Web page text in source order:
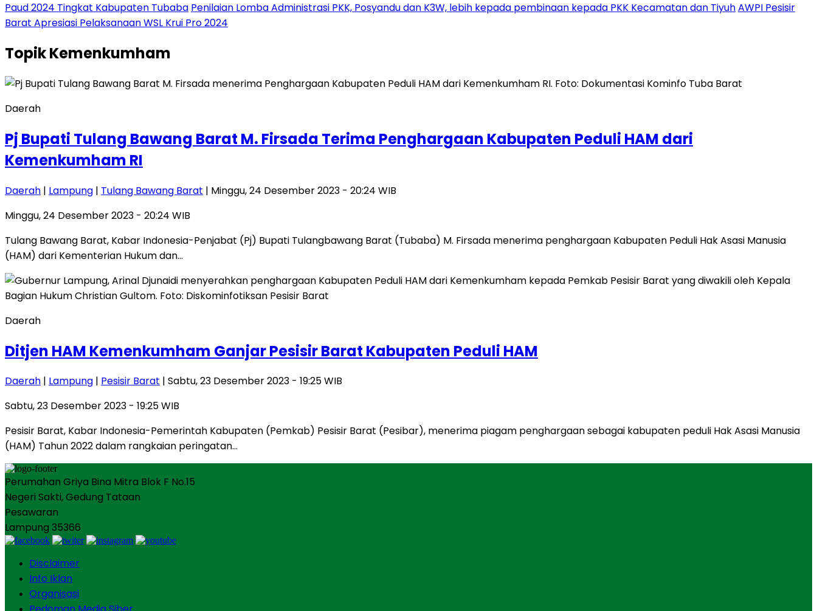
Paud 2024 Tingkat Kabupaten Tubaba Penilaian Lomba Administrasi PKK, Posyandu dan K3W, lebih kepada pembinaan kepada PKK Kecamatan dan TiyuhAWPI Pesisir
Barat Apresiasi Pelaksanaan WSL Krui Pro 2024
TopikKemenkumham
Daerah
Pj Bupati Tulang Bawang Barat M. Firsada Terima Penghargaan Kabupaten Peduli HAM dari
Kemenkumham RI
Daerah | Lampung | Tulang Bawang Barat | Minggu, 24 Desember 2023 - 20:24 WIB
Minggu, 24 Desember 2023 - 20:24 WIB
Tulang Bawang Barat, Kabar Indonesia-Penjabat (Pj) Bupati Tulangbawang Barat (Tubaba) M. Firsada menerima penghargaan Kabupaten Peduli Hak Asasi Manusia
(HAM) dari Kementerian Hukum dan…
Daerah
Ditjen HAM Kemenkumham Ganjar Pesisir Barat Kabupaten Peduli HAM
Daerah | Lampung | Pesisir Barat | Sabtu, 23 Desember 2023 - 19:25 WIB
Sabtu, 23 Desember 2023 - 19:25 WIB
Pesisir Barat, Kabar Indonesia-Pemerintah Kabupaten (Pemkab) Pesisir Barat (Pesibar), menerima piagam penghargaan sebagai kabupaten peduli Hak Asasi Manusia
(HAM) Tahun 2022 dalam rangkaian peringatan…
Perumahan Griya Bina Mitra Blok F No.15
Negeri Sakti, Gedung Tataan
Pesawaran
Lampung 35366
Disclaimer
Info Iklan
Organisasi